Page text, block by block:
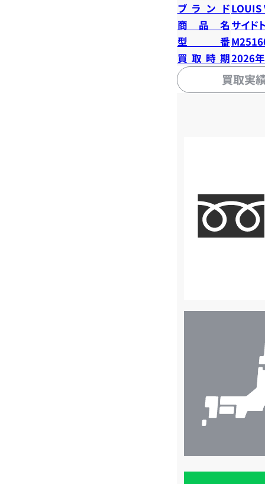
ブランドLOUIS
商品名 サイド
型番
買取時期2026
買取実